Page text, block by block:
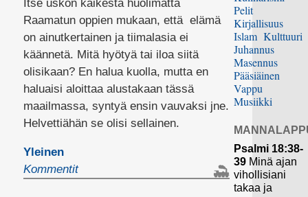
Itse uskon kaikesta huolimatta
Raamatun oppien mukaan, että elämä
on ainutkertainen ja tiimalasia ei
käännetä. Mitä hyötyä tai iloa siitä
olisikaan? En halua kuolla, mutta en
haluaisi aloittaa alustakaan tässä
maailmassa, syntyä ensin vauvaksi jne.
Helvettiähän se olisi sellainen.
Yleinen
Kommentit
Pelit
Kirjallisuus
Islam Kulttuuri
Juhannus
Masennus
Pääsiäinen
Vappu
Musiikki
Psalmi 18:38-
39 Minä ajan
vihollisiani
takaa ja